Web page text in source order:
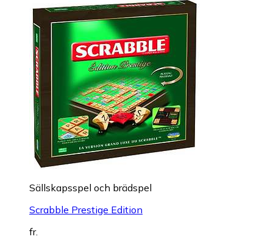
Sällskapsspel och brädspel
Scrabble Prestige Edition
fr.